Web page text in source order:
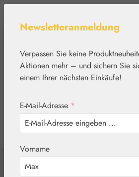
Newsletteranmeldung
Verpassen Sie keine
Aktionen mehr – und sichern Sie
einem Ihrer nächsten Einkäufe!
E-Mail-Adresse *
Vorname